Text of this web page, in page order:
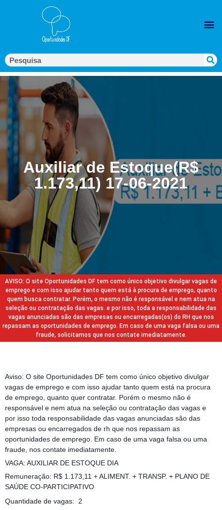
Auxiliar de Estoque(R$
1.173,11) 17-06-2021
AVISO: O site Oportunidades DF tem como único objetivo divulgar vagas de
emprego e com isso ajudar tanto quem está à procura de emprego, quanto
quem busca contratar. Porém, o mesmo não é responsável e nem atua na
seleção ou contratação das vagas. e por isso, toda a responsabilidade das
vagas anunciadas são das empresas ou encarregadas(os) do RH que nos
repassam as oportunidades de emprego. Em caso de uma vaga falsa ou uma
fraude, solicitamos que nos contate imediatamente.
Aviso: O site Oportunidades DF tem como único objetivo divulgar
vagas de emprego e com isso ajudar tanto quem está na procura
de emprego, quanto quer contratar. Porém o mesmo não é
responsável e nem atua na seleção ou contratação das vagas e
por isso toda responsabilidade das vagas anunciadas são das
empresas ou encarregados de rh que nos repassam as
oportunidades de emprego. Em caso de uma vaga falsa ou uma
fraude, nos contate imediatamente.
VAGA: AUXILIAR DE ESTOQUE DIA
Remuneração: R$ 1.173,11 + ALIMENT. + TRANSP. + PLANO DE
SAÚDE CO-PARTICIPATIVO
Quantidade de vagas: 2